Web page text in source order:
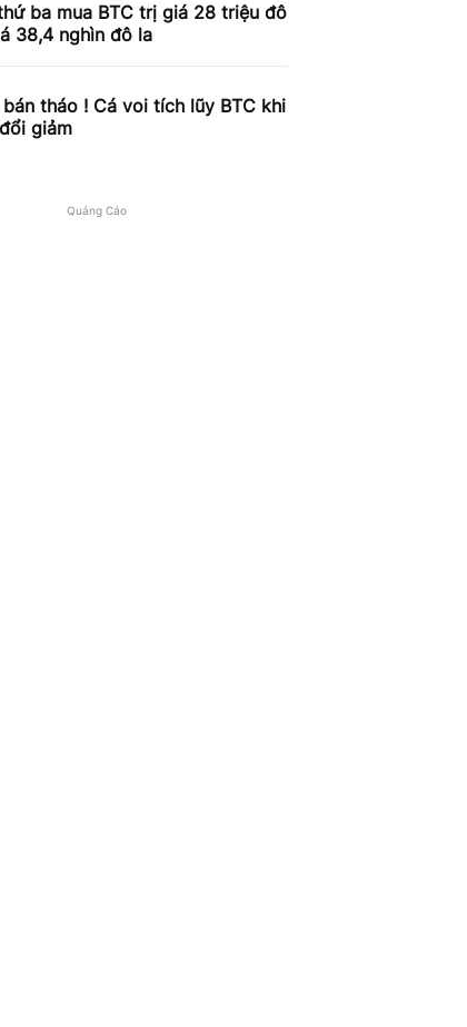
ba mua BTC trị giá 28 triệu đô
38,4 nghìn đô la
tháo ! Cá voi tích lũy BTC khi
giảm
Quảng Cáo